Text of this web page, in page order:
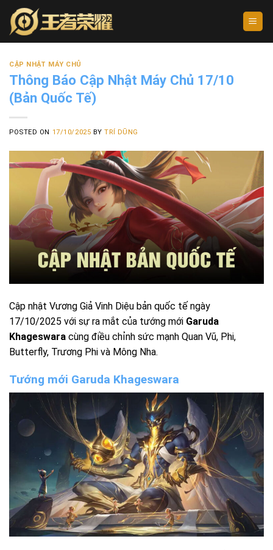
Skip
content
CẬP NHẬT MÁY CHỦ
Thông Báo Cập Nhật Máy Chủ 17/10
(Bản Quốc Tế)
POSTED ON 17/10/2025 BYTRÍ DŨNG
Cập nhật Vương Giả Vinh Diệu bản quốc tế ngày
17/10/2025 với sự ra mắt của tướng mới Garuda
Khageswara cùng điều chỉnh sức mạnh Quan Vũ, Phi,
Butterfly, Trương Phi và Mông Nha.
Tướng mới Garuda Khageswara